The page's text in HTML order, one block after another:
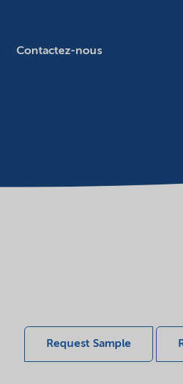
Contactez-nous
Request Sample